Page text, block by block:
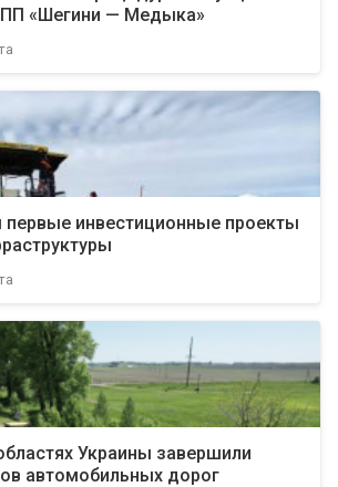
«Шегини — Медыка»
инвестиционные проекты
Украины завершили
автомобильных дорог